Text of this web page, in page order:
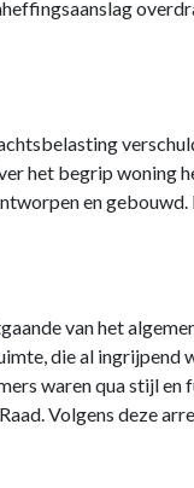
het begrip woning
en
van het
die al
waren qua stijl
Volgens deze